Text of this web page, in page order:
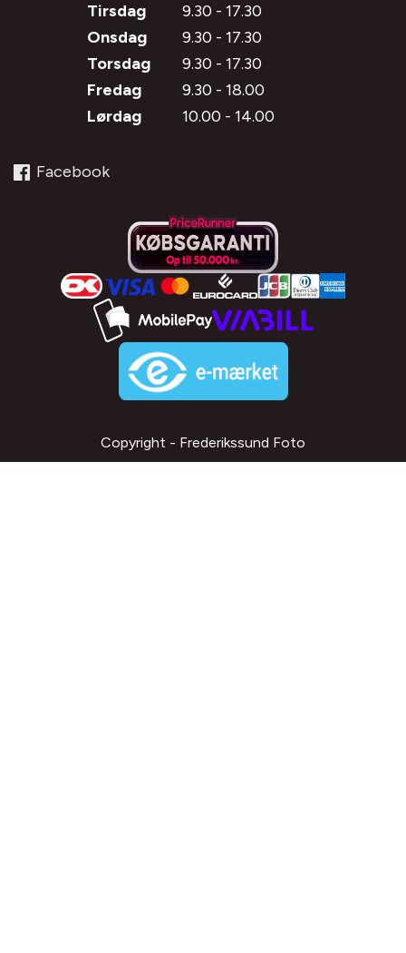
Tirsdag
9.30 - 17.30
Onsdag
9.30 - 17.30
Torsdag
9.30 - 17.30
Fredag
9.30 - 18.00
Lørdag
10.00 - 14.00
Facebook
Copyright - Frederikssund Foto